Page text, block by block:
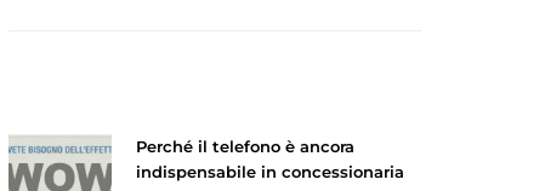
Perché il telefono è ancora
indispensabile in concessionaria